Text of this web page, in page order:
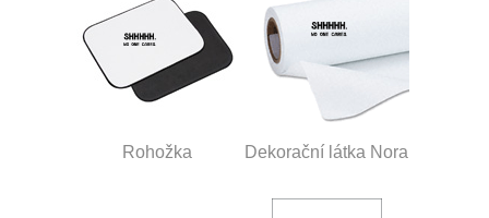
Rohožka Dekorační látka Nora